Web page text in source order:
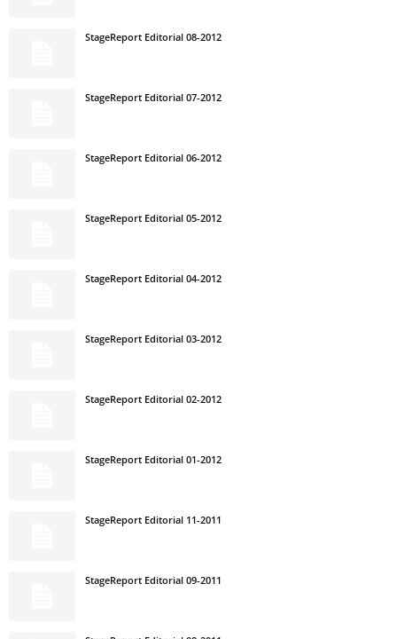
StageReport Editorial 08-2012
StageReport Editorial 07-2012
StageReport Editorial 06-2012
StageReport Editorial 05-2012
StageReport Editorial 04-2012
StageReport Editorial 03-2012
StageReport Editorial 02-2012
StageReport Editorial 01-2012
StageReport Editorial 11-2011
StageReport Editorial 09-2011